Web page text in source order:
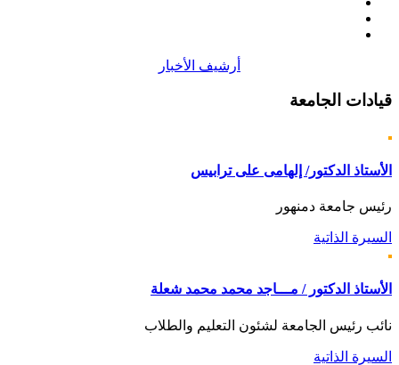
أرشيف الأخبار
قيادات الجامعة
الأستاذ الدكتور/ إلهامى على ترابيس
رئيس جامعة دمنهور
السيرة الذاتية
الأستاذ الدكتور / مـــاجد محمد محمد شعلة
نائب رئيس الجامعة لشئون التعليم والطلاب
السيرة الذاتية